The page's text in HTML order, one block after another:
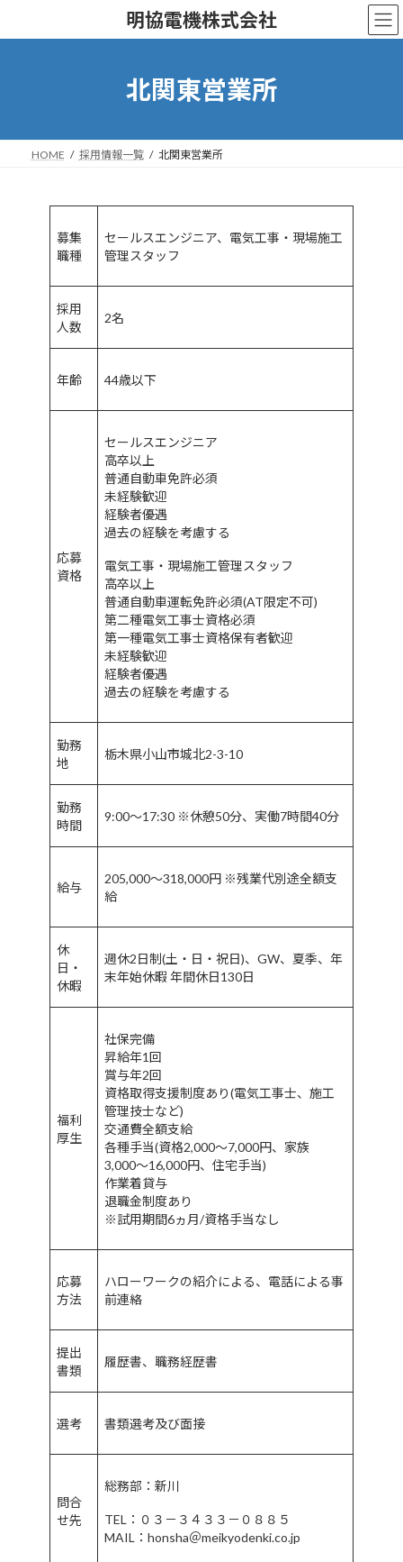
明協電機株式会社
北関東営業所
HOME 採用情報一覧 北関東営業所
募集
職種
セールスエンジニア、電気工事・現場施工
管理スタッフ
採用
人数
2名
年齢 44歳以下
応募
資格
セールスエンジニア
高卒以上
普通自動車免許必須
未経験歓迎
経験者優遇
過去の経験を考慮する
電気工事・現場施工管理スタッフ
高卒以上
普通自動車運転免許必須(AT限定不可)
第二種電気工事士資格必須
第一種電気工事士資格保有者歓迎
未経験歓迎
経験者優遇
過去の経験を考慮する
勤務
地
栃木県小山市城北2-3-10
勤務
時間
9:00〜17:30 ※休憩50分、実働7時間40分
給与
205,000〜318,000円 ※残業代別途全額支
給
休
日・
休暇
週休2日制(土・日・祝日)、GW、夏季、年
末年始休暇 年間休日130日
福利
厚生
社保完備
昇給年1回
賞与年2回
資格取得支援制度あり(電気工事士、施工
管理技士など)
交通費全額支給
各種手当(資格2,000〜7,000円、家族
3,000〜16,000円、住宅手当)
作業着貸与
退職金制度あり
※試用期間6ヵ月/資格手当なし
応募
方法
ハローワークの紹介による、電話による事
前連絡
提出
書類
履歴書、職務経歴書
選考 書類選考及び面接
問合
せ先
総務部：新川
TEL：０３－３４３３－０８８５
MAIL：honsha＠meikyodenki.co.jp